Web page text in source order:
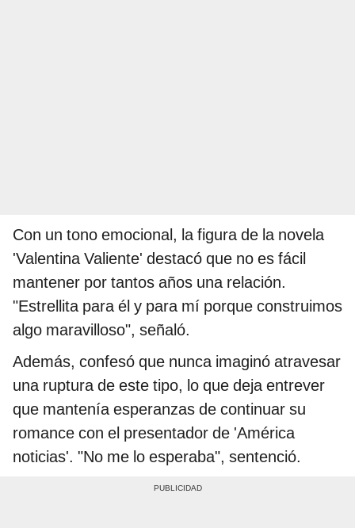
Con un tono emocional, la figura de la novela
'Valentina Valiente' destacó que no es fácil
mantener por tantos años una relación.
"Estrellita para él y para mí porque construimos
algo maravilloso", señaló.
Además, confesó que nunca imaginó atravesar
una ruptura de este tipo, lo que deja entrever
que mantenía esperanzas de continuar su
romance con el presentador de 'América
noticias'. "No me lo esperaba", sentenció.